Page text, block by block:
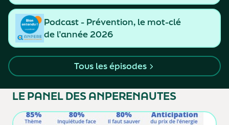
et de resserrement des liens
Podcast - Prévention, le mot-clé
de l’année 2026
Tous les épisodes
LE PANELDES ANPERENAUTES